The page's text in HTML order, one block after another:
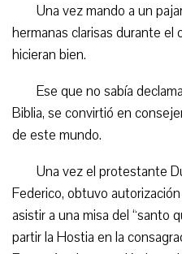
Una vez mando a un
hermanas clarisas durante el
hicieran bien.
Ese que no sabía
Biblia, se convirtió en
de este mundo.
Una vez el protestante
Federico, obtuvo
asistir a una misa del “santo
partir la Hostia en la